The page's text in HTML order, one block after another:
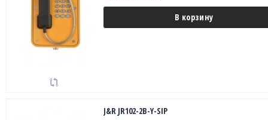
В корзину
J&R JR102-2B-Y-SIP